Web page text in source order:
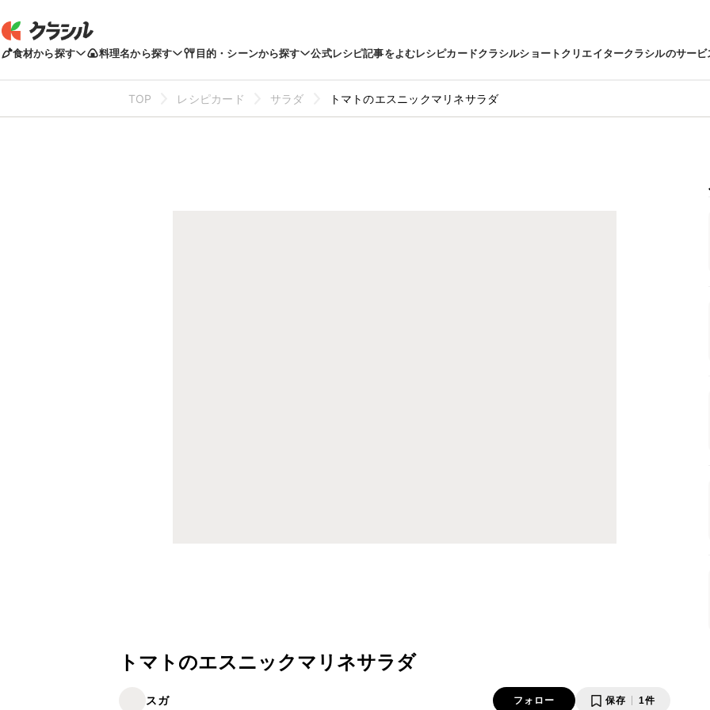
食材から探す 料理名から探す 目的・シーンから探す 公式レシピ記事をよむレシピカードクラシルショートクリエイタークラシルのサービ
TOP レシピカード サラダ トマトのエスニックマリネサラダ
トマトのエスニックマリネサラダ
スガ フォロー 保存 1件